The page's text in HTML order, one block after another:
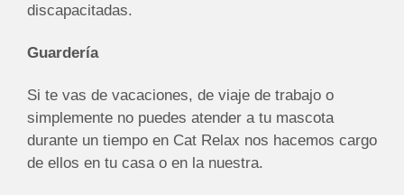
discapacitadas.
Guardería
Si te vas de vacaciones, de viaje de trabajo o
simplemente no puedes atender a tu mascota
durante un tiempo en Cat Relax nos hacemos cargo
de ellos en tu casa o en la nuestra.